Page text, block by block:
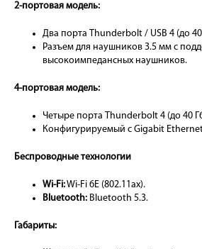
2-портовая модель:
Два порта Thunderbolt / USB 4 (до
Разъем для наушников 3.5 мм с
высокоимпедансных наушников.
4-портовая модель:
Четыре порта Thunderbolt 4 (до 40
Конфигурируемый с Gigabit
Беспроводные технологии
Wi-Fi:Wi-Fi 6E (802.11ax).
Bluetooth: Bluetooth 5.3.
Габариты: